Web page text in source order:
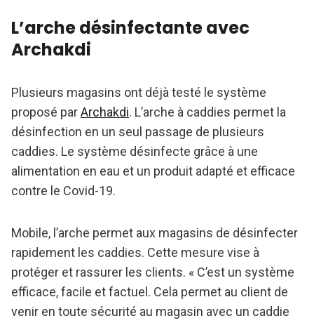
L’arche désinfectante avec
Archakdi
Plusieurs magasins ont déjà testé le système
proposé parArchakdi. L’arche à caddies permet la
désinfection en un seul passage de plusieurs
caddies. Le système désinfecte grâce à une
alimentation en eau et un produit adapté et efficace
contre le Covid-19.
Mobile, l’arche permet aux magasins de désinfecter
rapidement les caddies. Cette mesure vise à
protéger et rassurer les clients. « C’est un système
efficace, facile et factuel. Cela permet au client de
venir en toute sécurité au magasin avec un caddie